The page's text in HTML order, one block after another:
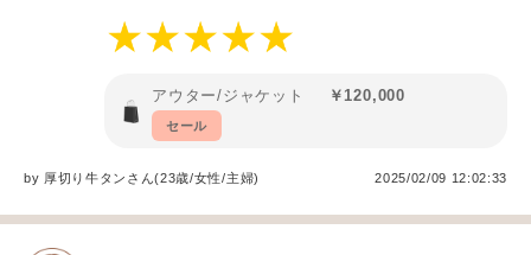
アウター/ジャケット ￥120,000
セール
by 厚切り牛タン さん(23歳/女性/主婦) 2025/02/09 12:02:33